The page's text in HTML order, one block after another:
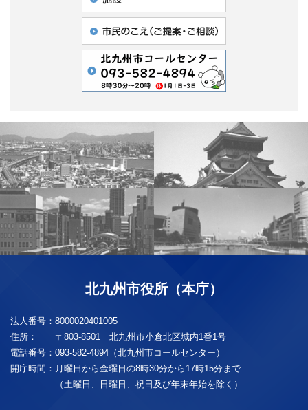
北九州市役所（本庁）
法人番号： 8000020401005
住所：
〒803-8501 北九州市小倉北区城内1番1号
電話番号： 093-582-4894（北九州市コールセンター）
開庁時間： 月曜日から金曜日の8時30分から17時15分まで
（土曜日、日曜日、祝日及び年末年始を除く）